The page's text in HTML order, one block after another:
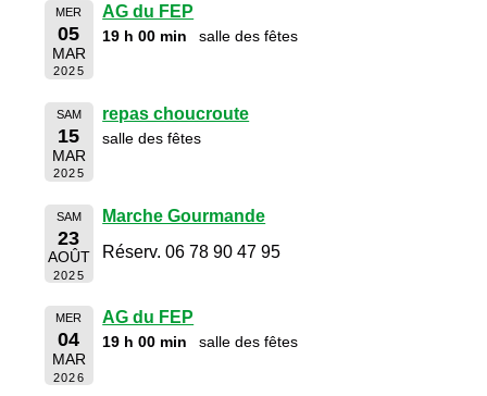
MER
05
MAR
2025
AG du FEP
19 h 00 min salle des fêtes
SAM
15
MAR
2025
repas choucroute
salle des fêtes
SAM
23
AOÛT
2025
Marche Gourmande
Réserv. 06 78 90 47 95
MER
04
MAR
2026
AG du FEP
19 h 00 min salle des fêtes